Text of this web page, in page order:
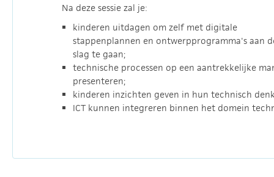
Na deze sessie zal je:
kinderen uitdagen om zelf met digitale
stappenplannen en ontwerpprogramma's aan
slag te gaan;
technische processen op een aantrekkelijke
presenteren;
kinderen inzichten geven in hun technisch
ICT kunnen integreren binnen het domein